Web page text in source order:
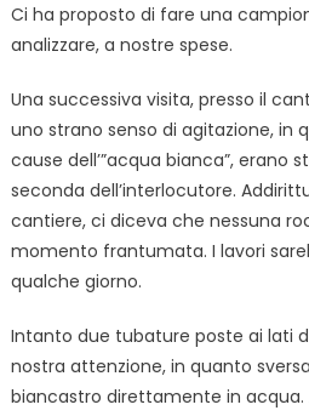
Ci ha proposto di fare una
analizzare, a nostre spese.
Una successiva visita, presso il
uno strano senso di agitazione, in
cause dell’”acqua bianca”, erano
seconda dell’interlocutore.
cantiere, ci diceva che nessuna
momento frantumata. I lavori
qualche giorno.
Intanto due tubature poste ai lati
nostra attenzione, in quanto
biancastro direttamente in acqua.